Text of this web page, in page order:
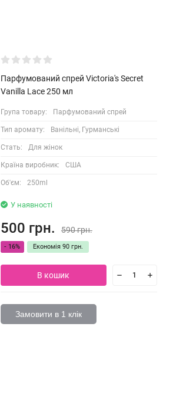
Парфумований спрей Victoria's Secret
Vanilla Lace 250 мл
Група товару: Парфумований спрей
Тип аромату: Ванільні, Гурманські
Стать: Для жінок
Країна виробник: США
Об'єм: 250ml
У наявності
500 грн. 590 грн.
- 16% Економія 90 грн.
В кошик
Замовити в 1 клік